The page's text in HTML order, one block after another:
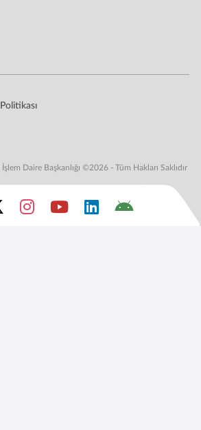
Daire Başkanlığı ©2026 - Tüm Hakları Saklıdır